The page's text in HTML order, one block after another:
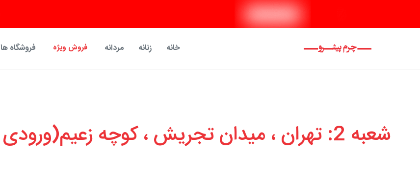
خانه زنانه مردانه فروش ویژه فروشگاه ها
شعبه 2: تهران ، میدان تجریش ، کوچه زعیم(ورودی قائم) پلاک 17